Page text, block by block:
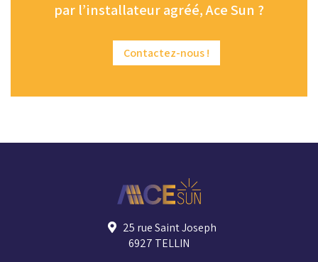
par l’installateur agréé, Ace Sun ?
Contactez-nous !
25 rue Saint Joseph
6927 TELLIN